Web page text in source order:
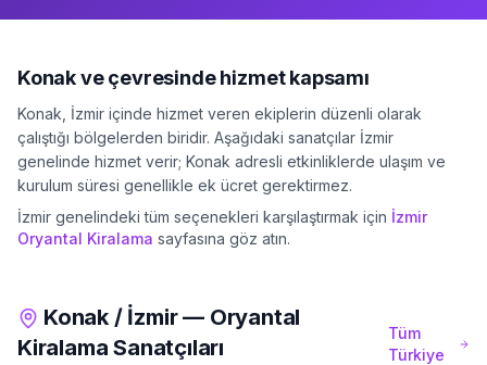
Konakve çevresinde hizmet kapsamı
Konak İzmir içinde hizmet veren ekiplerin düzenli olarak
çalıştığı bölgelerden biridir. Aşağıdaki sanatçılar İzmir
genelinde hizmet verir; Konak adresli etkinliklerde ulaşım ve
kurulum süresi genellikle ek ücret gerektirmez.
İzmir genelindeki tüm seçenekleri karşılaştırmak için İzmir
Oryantal Kiralama sayfasına göz atın.
Konak / İzmir— Oryantal
Kiralama Sanatçıları
Tüm
Türkiye